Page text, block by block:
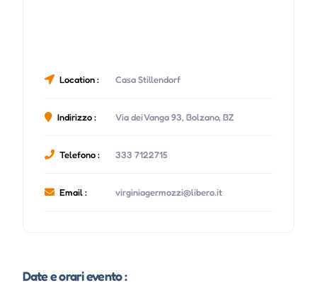
Location : Casa Stillendorf
Indirizzo : Via dei Vanga 93, Bolzano, BZ
Telefono : 333 7122715
Email : virginiagermozzi@libero.it
Date e orari evento :